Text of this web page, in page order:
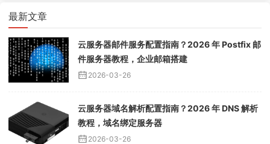
最新文章
云服务器邮件服务配置指南？2026 年 Postfix 邮
件服务器教程，企业邮箱搭建
2026-03-26
云服务器域名解析配置指南？2026 年 DNS 解析
教程，域名绑定服务器
2026-03-26